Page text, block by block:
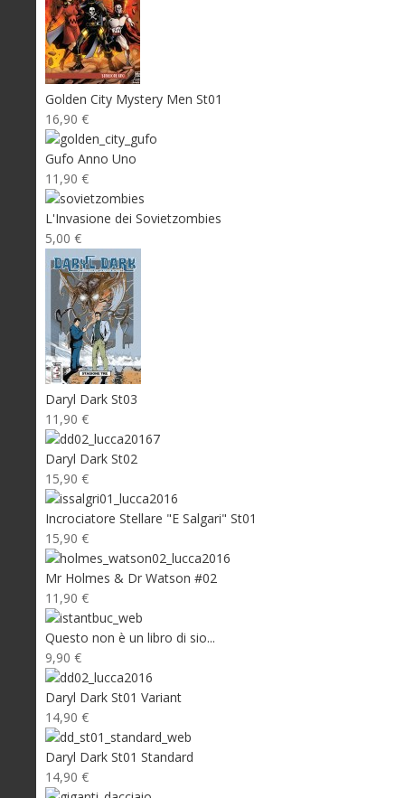
Golden City Mystery Men St01
16,90 €
Gufo Anno Uno
11,90 €
L'Invasione dei Sovietzombies
5,00 €
Daryl Dark St03
11,90 €
Daryl Dark St02
15,90 €
Incrociatore Stellare "E Salgari" St01
15,90 €
Mr Holmes & Dr Watson #02
11,90 €
Questo non è un libro di sio...
9,90 €
Daryl Dark St01 Variant
14,90 €
Daryl Dark St01 Standard
14,90 €